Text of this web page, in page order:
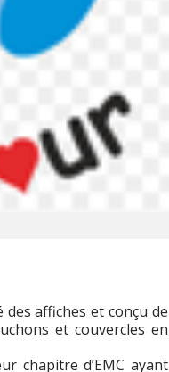
des affiches et conçu de
et couvercles en
chapitre d’EMC ayant